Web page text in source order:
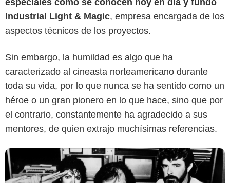
Industrial Light & Magic, empresa encargada de los
aspectos técnicos de los proyectos.
Sin embargo, la humildad es algo que ha
caracterizado al cineasta norteamericano durante
toda su vida, por lo que nunca se ha sentido como un
héroe o un gran pionero en lo que hace, sino que por
el contrario, constantemente ha agradecido a sus
mentores, de quien extrajo muchísimas referencias.